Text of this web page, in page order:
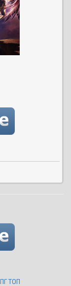
ТОП